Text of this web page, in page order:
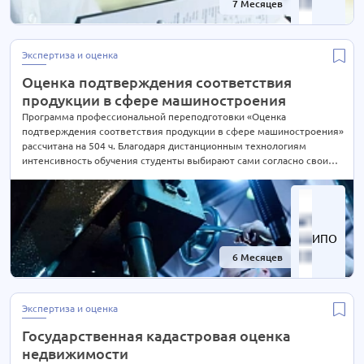
63 курса
Эксплуатация
Электроэнергетика 40 курсов
Юриспруденция
7 Месяцев -61%
ИПО
6 Месяцев -61%
Экспертиза и оценка
Оценка подтверждения соответствия
продукции в сфере машиностроения
Программа профессиональной переподготовки «Оценка
подтверждения соответствия продукции в сфере машиностроения»
рассчитана на 504 ч. Благодаря дистанционным технологиям
интенсивность обучения студенты выбирают сами согласно своим
быть экстерном СОКРАЩЕНА В 2 РАЗА! Подробности уточняйте по
телефону на сайте или отправьте нам заявку для консультации.
Экспертиза и оценка
Государственная кадастровая оценка
недвижимости